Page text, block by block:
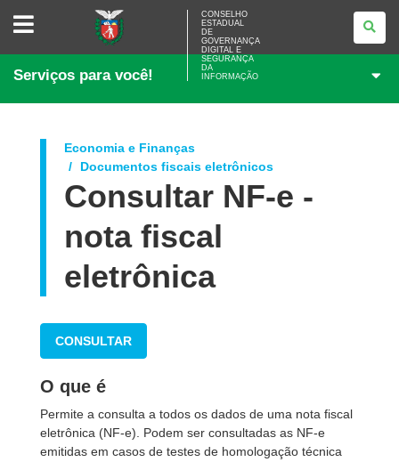
CONSELHO
ESTADUAL
GOVERNANÇA
E
DA
CONSELHO
ESTADUAL
DE
GOVERNANÇA
DIGITAL E
SEGURANÇA
DA
INFORMAÇÃO
Serviços para você!
Economia e Finanças
Documentos fiscais eletrônicos
Consultar NF-e -
nota fiscal
eletrônica
CONSULTAR
O que é
Permite a consulta a todos os dados de uma nota fiscal
eletrônica (NF-e). Podem ser consultadas as NF-e
emitidas em casos de testes de homologação técnica